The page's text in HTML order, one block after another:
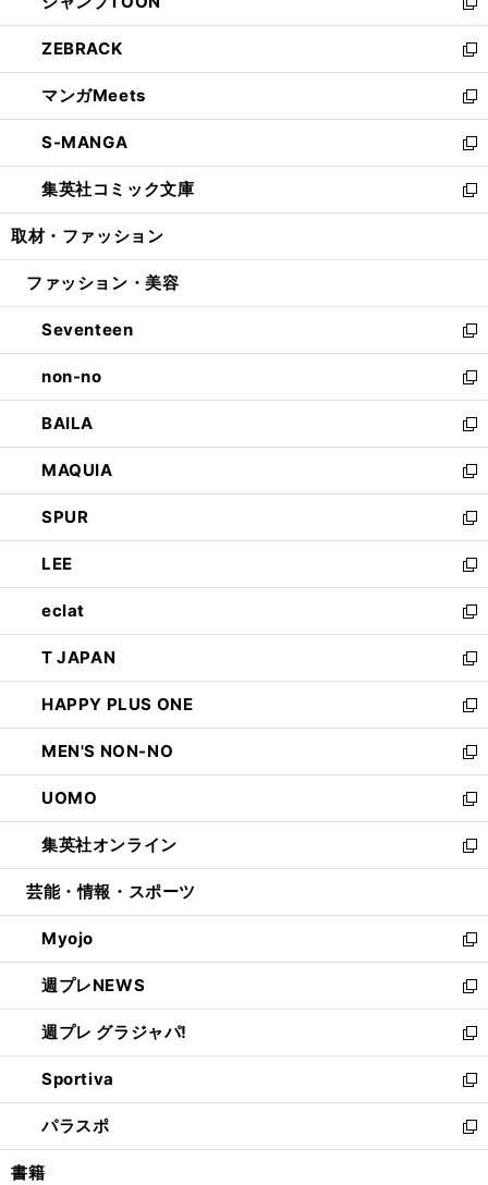
開
く
ウ
で
開
く
ィ
ン
ド
ウ
で
開
く
い
ウ
ィ
ン
ド
ウ
で
開
く
新
し
い
ウ
ィ
ン
ド
ウ
で
開
ZEBRACK
新
し
い
ウ
ィ
ン
ド
ウ
開
マンガMeets
新
し
い
ウ
ィ
ン
ウ
開
く
S-MANGA
新
し
い
ウ
ン
ウ
で
開
く
集英社コミック文庫
新
し
ウ
ン
ド
ウ
で
開
く
取材・ファッション
ファッション・美容
Seventeen
新
し
い
ウ
ィ
ン
ド
ウ
で
開
く
non-no
新
し
い
ウ
ィ
ン
ド
ウ
で
開
く
BAILA
新
し
い
ウ
ィ
ン
ド
ウ
で
開
く
MAQUIA
新
し
い
ウ
ィ
ン
ド
ウ
で
開
く
SPUR
新
し
い
ウ
ィ
ン
ド
ウ
で
開
く
LEE
新
し
い
ウ
ィ
ン
ド
ウ
で
開
く
eclat
新
し
い
ウ
ィ
ン
ド
ウ
で
開
く
T JAPAN
新
し
い
ウ
ィ
ン
ド
ウ
で
開
HAPPY PLUS ONE
新
し
い
ウ
ィ
ン
ド
ウ
開
く
MEN'S NON-NO
新
し
い
ウ
ィ
ン
ウ
で
開
く
UOMO
新
し
い
ウ
ン
ド
ウ
で
開
く
集英社オンライン
新
し
ウ
ィ
ン
ド
ウ
で
開
く
芸能・情報・スポーツ
Myojo
新
し
い
ウ
ィ
ン
ド
ウ
で
開
週プレNEWS
新
し
い
ウ
ィ
ン
ド
ウ
週プレ グラジャパ!
新
し
い
ウ
ィ
ン
Sportiva
新
し
い
ウ
パラスポ
新
し
書籍